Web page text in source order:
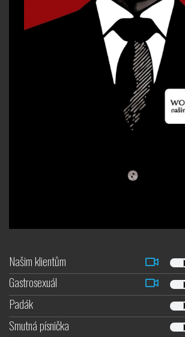
Našim klientům
Gastrosexuál
Padák
Smutná písnička